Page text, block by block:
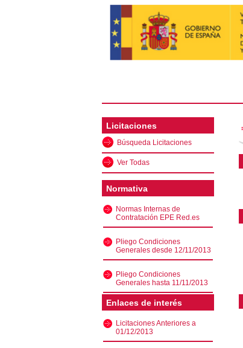
Licitaciones
Búsqueda Licitaciones
Ver Todas
Normativa
Normas Internas de
Contratación EPE Red.es
Pliego Condiciones
Generales desde 12/11/2013
Pliego Condiciones
Generales hasta 11/11/2013
Enlaces de interés
Licitaciones Anteriores a
01/12/2013